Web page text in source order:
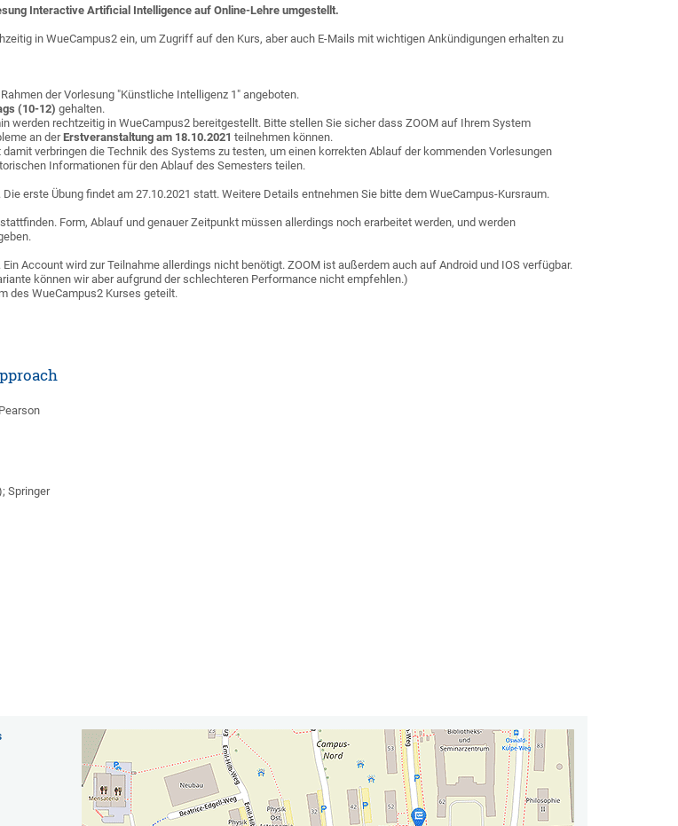
Interactive Artificial Intelligence auf Online-Lehre umgestellt.
in WueCampus2 ein, um Zugriff auf den Kurs, aber auch E-Mails mit wichtigen Ankündigungen erhalten zu
der Vorlesung "Künstliche Intelligenz 1" angeboten.
(10-12) gehalten.
werden rechtzeitig in WueCampus2 bereitgestellt. Bitte stellen Sie sicher dass ZOOM auf Ihrem System
an derErstveranstaltung am 18.10.2021 teilnehmen können.
verbringen die Technik des Systems zu testen, um einen korrekten Ablauf der kommenden Vorlesungen
Informationen für den Ablauf des Semesters teilen.
erste Übung findet am 27.10.2021 statt. Weitere Details entnehmen Sie bitte dem WueCampus-Kursraum.
Form, Ablauf und genauer Zeitpunkt müssen allerdings noch erarbeitet werden, und werden
Ein Account wird zur Teilnahme allerdings nicht benötigt. ZOOM ist außerdem auch auf Android und IOS verfügbar.
können wir aber aufgrund der schlechteren Performance nicht empfehlen.)
des WueCampus2 Kurses geteilt.
Springer